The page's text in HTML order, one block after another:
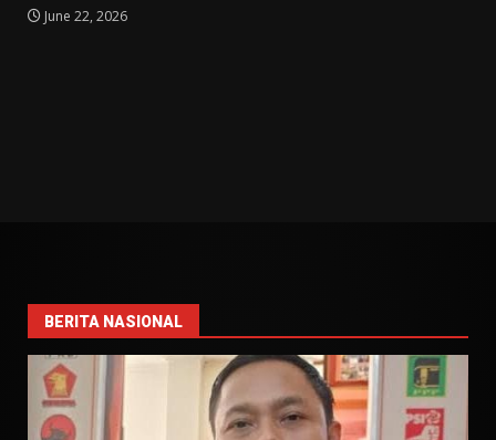
June 22, 2026
BERITA NASIONAL